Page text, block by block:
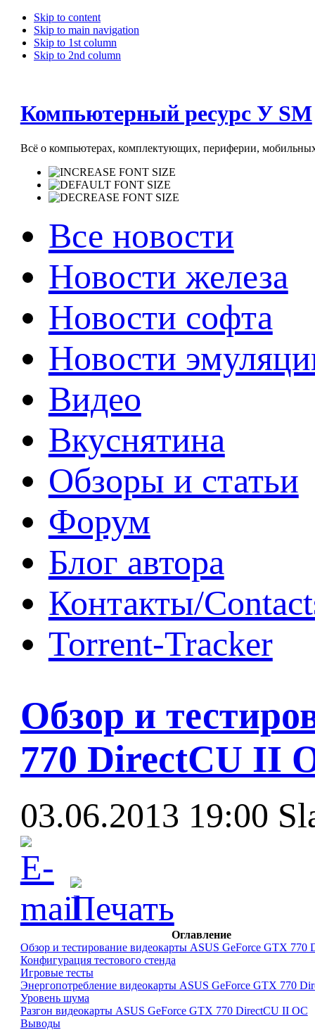
Skip to content
Skip to main navigation
Skip to 1st column
Skip to 2nd column
Компьютерный ресурс У SM
Всё о компьютерах, комплектующих, периферии, мобильных
Все новости
Новости железа
Новости софта
Новости
Видео
Вкуснятина
Обзоры и статьи
Форум
Блог автора
Контакты/
Torrent-Tracker
Обзор и
770 DirectCU II
03.06.2013 19:00
Оглавление
Обзор и тестирование видеокарты ASUS GeForce GTX 770
Конфигурация тестового стенда
Игровые тесты
Энергопотребление видеокарты ASUS GeForce GTX 770
Уровень шума
Разгон видеокарты ASUS GeForce GTX 770 DirectCU II OC
Выводы